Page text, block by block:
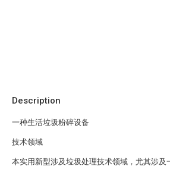
Description
一种生活垃圾粉碎设备
技术领域
本实用新型涉及垃圾处理技术领域，尤其涉及